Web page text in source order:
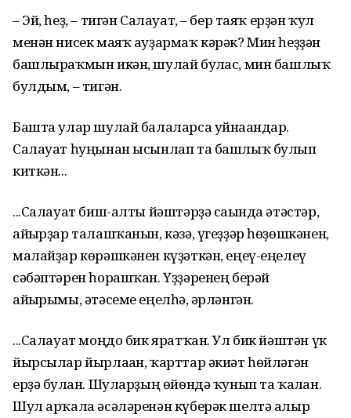
– Эй, һеҙ, – тигән Салауат, – бер таяҡ ерҙән ҡул
менән нисек маяҡ ауҙармаҡ кәрәк? Мин һеҙҙән
башлыраҡмын икән, шулай булғас, мин башлыҡ
булдым, – тигән.
Башта улар шулай балаларса уйнағандар.
Салауат һуңы­нан ысынлап та башлыҡ булып
киткән...
...Салауат биш-алты йәштәрҙә сағында әтәстәр,
айғырҙар талашҡанын, кәзә, үгеҙҙәр һөҙөшкәнен,
малайҙар көрәшкә­нен күҙәткән, еңеү-еңелеү
сәбәптәрен һорашҡан. Үҙҙәренең берәй
айғырымы, әтәсеме еңелһә, ғәрләнгән.
...Салауат моңдо бик яратҡан. Ул бик йәштән үк
йырсылар йырлаған, ҡарттар әкиәт һөйләгән
ерҙә булған. Шуларҙың өйөндә ҡунып та ҡалған.
Шул арҡала әсәләренән күберәк шелтә алыр